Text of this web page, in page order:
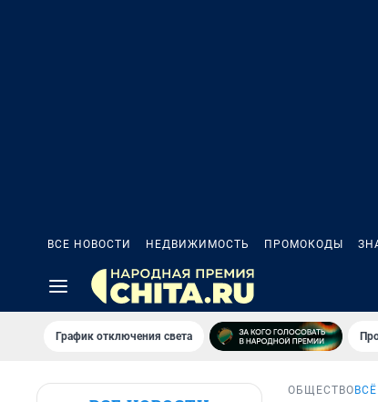
ВСЕ НОВОСТИ НЕДВИЖИМОСТЬ ПРОМОКОДЫ
График отключения света
ОБЩЕСТВО